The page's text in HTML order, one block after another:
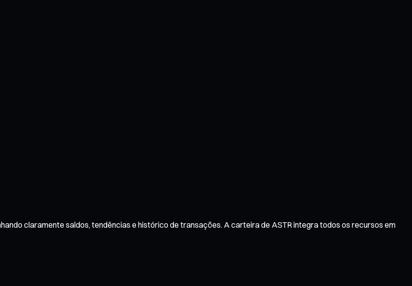
claramente saldos, tendências e histórico de transações. A carteira de ASTR integra todos os recursos em